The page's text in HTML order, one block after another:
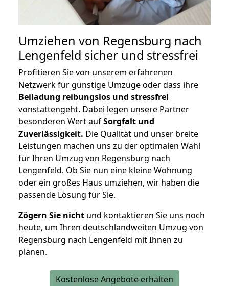
Umziehen von Regensburg nach
Lengenfeld sicher und stressfrei
Profitieren Sie von unserem erfahrenen
Netzwerk für günstige Umzüge oder dass ihre
Beiladung reibungslos und stressfrei
vonstattengeht. Dabei legen unsere Partner
besonderen Wert aufSorgfalt und
Zuverlässigkeit. Die Qualität und unser breite
Leistungen machen uns zu der optimalen Wahl
für Ihren Umzug von Regensburg nach
Lengenfeld. Ob Sie nun eine kleine Wohnung
oder ein großes Haus umziehen, wir haben die
passende Lösung für Sie.
Zögern Sie nicht und kontaktieren Sie uns noch
heute, um Ihren deutschlandweiten Umzug von
Regensburg nach Lengenfeld mit Ihnen zu
planen.
Kostenlose Angebote erhalten